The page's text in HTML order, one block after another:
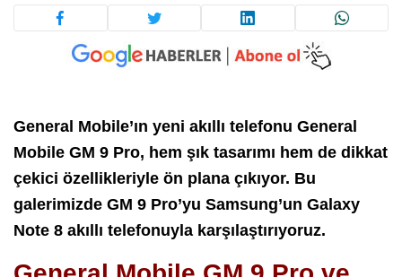
General Mobile’ın yeni akıllı telefonu General
Mobile GM 9 Pro, hem şık tasarımı hem de dikkat
çekici özellikleriyle ön plana çıkıyor. Bu
galerimizde GM 9 Pro’yu Samsung’un Galaxy
Note 8 akıllı telefonuyla karşılaştırıyoruz.